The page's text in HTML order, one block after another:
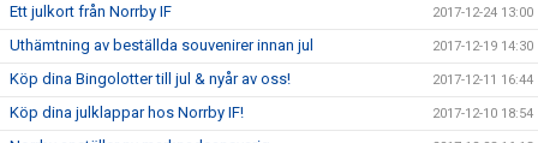
Ett julkort från Norrby IF 2017-12-24 13:00
Uthämtning av beställda souvenirer innan jul 2017-12-19 14:30
Köp dina Bingolotter till jul & nyår av oss! 2017-12-11 16:44
Köp dina julklappar hos Norrby IF! 2017-12-10 18:54